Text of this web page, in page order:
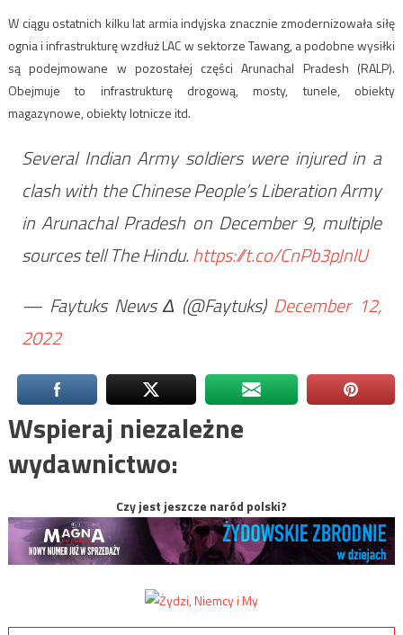
W ciągu ostatnich kilku lat armia indyjska znacznie zmodernizowała siłę
ognia i infrastrukturę wzdłuż LAC w sektorze Tawang, a podobne wysiłki
są podejmowane w pozostałej części Arunachal Pradesh (RALP).
Obejmuje to infrastrukturę drogową, mosty, tunele, obiekty
magazynowe, obiekty lotnicze itd.
Several Indian Army soldiers were injured in a
clash with the Chinese People’s Liberation Army
in Arunachal Pradesh on December 9, multiple
sources tell The Hindu.https://t.co/CnPb3pJnlU
— Faytuks News Δ (@Faytuks) December 12,
2022
Wspieraj niezależne
wydawnictwo:
Czy jest jeszcze naród polski?